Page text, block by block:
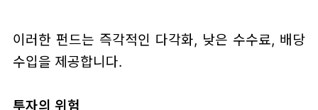
이러한 펀드는 즉각적인 다각화, 낮은 수수료, 배당
수입을 제공합니다.
투자의 위험